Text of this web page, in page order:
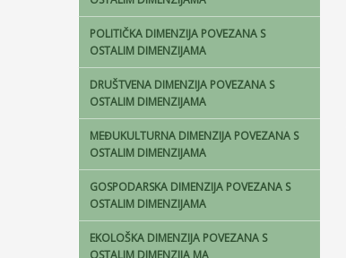
POLITIČKA DIMENZIJA POVEZANA S
OSTALIM DIMENZIJAMA
DRUŠTVENA DIMENZIJA POVEZANA S
OSTALIM DIMENZIJAMA
MEĐUKULTURNA DIMENZIJA POVEZANA S
OSTALIM DIMENZIJAMA
GOSPODARSKA DIMENZIJA POVEZANA S
OSTALIM DIMENZIJAMA
EKOLOŠKA DIMENZIJA POVEZANA S
OSTALIM DIMENZIJA MA